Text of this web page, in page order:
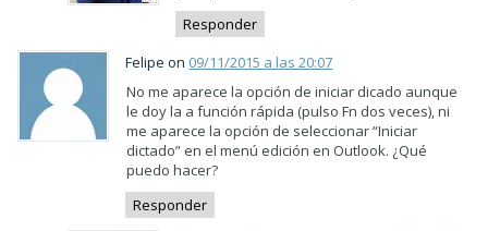
Responder
Felipe on 09/11/2015 a las 20:07
No me aparece la opción de iniciar dicado aunque
le doy la a función rápida (pulso Fn dos veces), ni
me aparece la opción de seleccionar “Iniciar
dictado” en el menú edición en Outlook. ¿Qué
puedo hacer?
Responder